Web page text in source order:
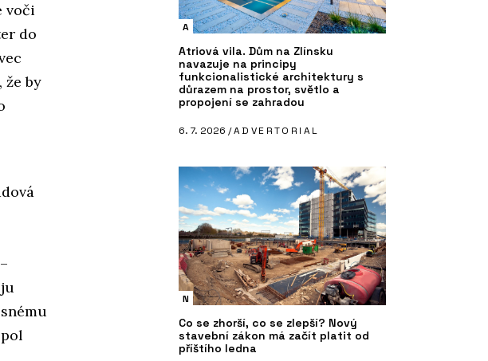
voči
do
že by
A
Atriová vila. Dům na Zlínsku
navazuje na principy
funkcionalistické architektury s
důrazem na prostor, světlo a
propojení se zahradou
6. 7. 2026 /ADVERTORIAL
N
Co se zhorší, co se zlepší? Nový
stavební zákon má začít platit od
příštího ledna